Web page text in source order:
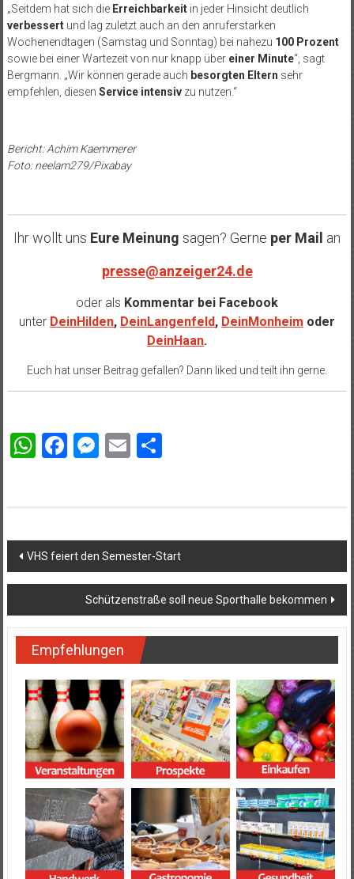
„Seitdem hat sich die Erreichbarkeit in jeder Hinsicht deutlich
verbessertund lag zuletzt auch an den anruferstarken
Wochenendtagen (Samstag und Sonntag) bei nahezu 100 Prozent
sowie bei einer Wartezeit von nur knapp über einer Minute“, sagt
Bergmann. „Wir können gerade auch besorgten Eltern sehr
empfehlen, diesen Service intensivzu nutzen.“
Bericht: Achim Kaemmerer
Foto: neelam279/Pixabay
Ihr wollt uns Eure Meinung sagen? Gerne per Mail an
presse@anzeiger24.de
oder als Kommentar bei Facebook
unter DeinHilden, DeinLangenfeld, DeinMonheim oder
DeinHaan.
Euch hat unser Beitrag gefallen? Dann liked und teilt ihn gerne.
WhatsApp
Facebook
Messenger
EmailTeilen
Beitragsnavigation
VHS feiert den Semester-Start
Schützenstraße soll neue Sporthalle bekommen
Empfehlungen